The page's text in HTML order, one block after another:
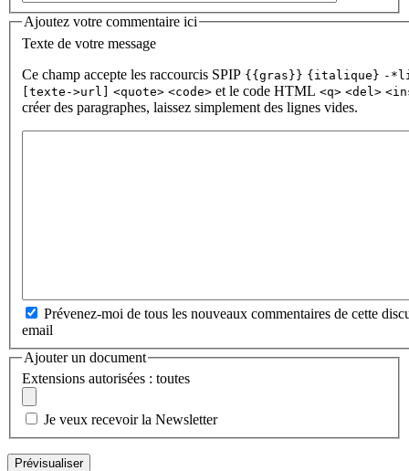
Ajoutez votre commentaire ici
Texte de votre message
Ce champ accepte les raccourcis SPIP {{gras}} {italique} -
[texte->url] <quote> <code> et le code HTML <q> <del>
créer des paragraphes, laissez simplement des lignes vides.
Prévenez-moi de tous les nouveaux commentaires de cette
email
Ajouter un document
Extensions autorisées : toutes
Je veux recevoir la Newsletter